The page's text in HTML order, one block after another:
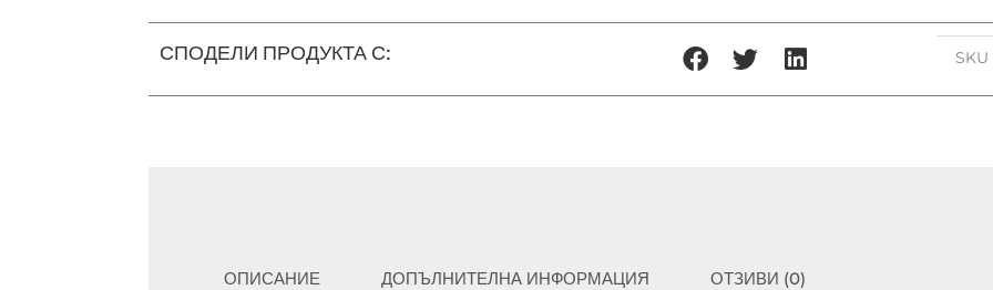
СПОДЕЛИ ПРОДУКТА С: SKU
ОПИСАНИЕ ДОПЪЛНИТЕЛНА ИНФОРМАЦИЯ ОТЗИВИ (0)